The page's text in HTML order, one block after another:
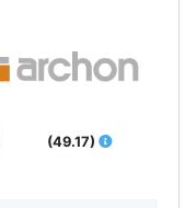
(49.17)